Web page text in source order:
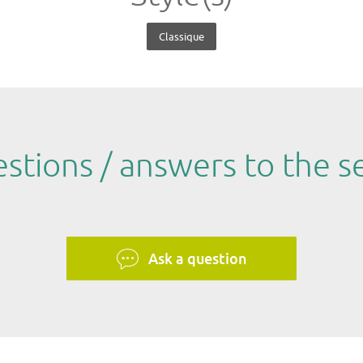
Classique
/ answers to the
Ask a question